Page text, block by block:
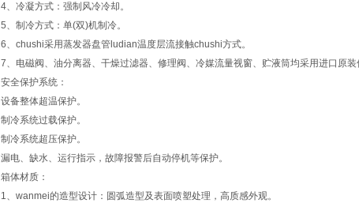
4、冷凝方式：强制风冷冷却。
5、制冷方式：单(双)机制冷。
6、chushi采用蒸发器盘管ludian温度层流接触chushi方式。
7、电磁阀、油分离器、干燥过滤器、修理阀、冷媒流量视窗、贮液筒均采用进口原装
安全保护系统：
设备整体超温保护。
制冷系统过载保护。
制冷系统超压保护。
漏电、缺水、运行指示，故障报警后自动停机等保护。
箱体材质：
1、wanmei的造型设计：圆弧造型及表面喷塑处理，高质感外观。